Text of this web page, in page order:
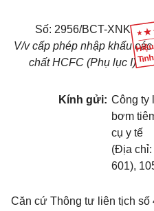
Số: 2956/BCT-XNK
V/v cấp phép nhập khẩu các
chất HCFC (Phụ lục I)
Kính gửi: Công ty
bơm
cụ y tế
(Địa chỉ:
601),
Căn cứ Thông tư liên tịch số